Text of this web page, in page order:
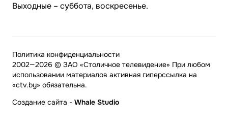
Выходные – суббота, воскресенье.
2002—2026 © ЗАО «Столичное телевидение» При любом
использовании материалов активная гиперссылка на
«ctv.by» обязательна.
Политика конфиденциальности
Создание сайта - Whale Studio